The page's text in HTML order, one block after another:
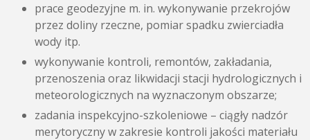
prace geodezyjne m. in. wykonywanie przekrojów
przez doliny rzeczne, pomiar spadku zwierciadła
wody itp.
wykonywanie kontroli, remontów, zakładania,
przenoszenia oraz likwidacji stacji hydrologicznych i
meteorologicznych na wyznaczonym obszarze;
zadania inspekcyjno-szkoleniowe – ciągły nadzór
merytoryczny w zakresie kontroli jakości materiału